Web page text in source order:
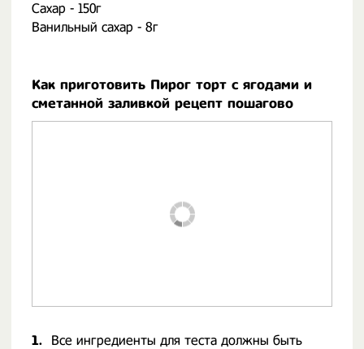
Сахар - 150г
Ванильный сахар - 8г
Как приготовить Пирог торт с ягодами и
сметанной заливкой рецепт пошагово
1. Все ингредиенты для теста должны быть